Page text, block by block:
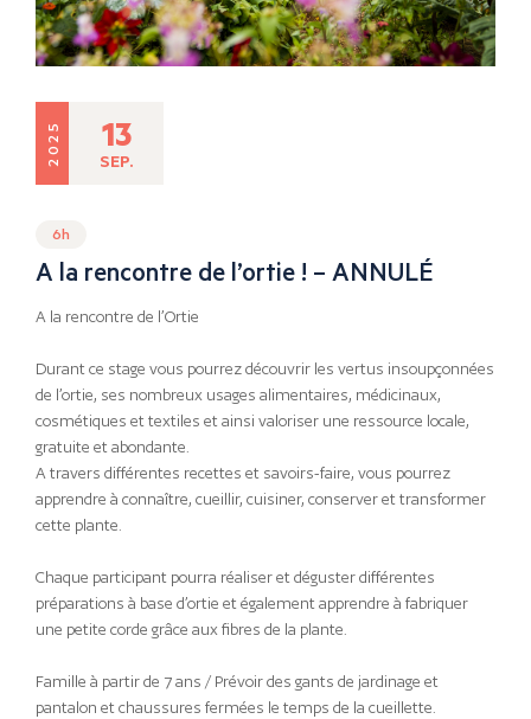
2025 13
SEP.
6h
A la rencontre de l’ortie ! – ANNULÉ
A la rencontre de l’Ortie
Durant ce stage vous pourrez découvrir les vertus insoupçonnées
de l’ortie, ses nombreux usages alimentaires, médicinaux,
cosmétiques et textiles et ainsi valoriser une ressource locale,
gratuite et abondante.
A travers différentes recettes et savoirs-faire, vous pourrez
apprendre à connaître, cueillir, cuisiner, conserver et transformer
cette plante.
Chaque participant pourra réaliser et déguster différentes
préparations à base d’ortie et également apprendre à fabriquer
une petite corde grâce aux fibres de la plante.
Famille à partir de 7 ans / Prévoir des gants de jardinage et
pantalon et chaussures fermées le temps de la cueillette.